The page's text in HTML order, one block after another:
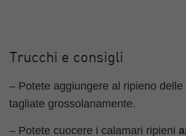
Trucchi e consigli
– Potete aggiungere al ripieno delle
tagliate grossolanamente.
– Potete cuocere i calamari ripieni